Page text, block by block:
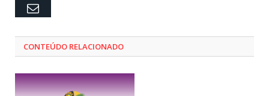
Email
CONTEÚDO RELACIONADO